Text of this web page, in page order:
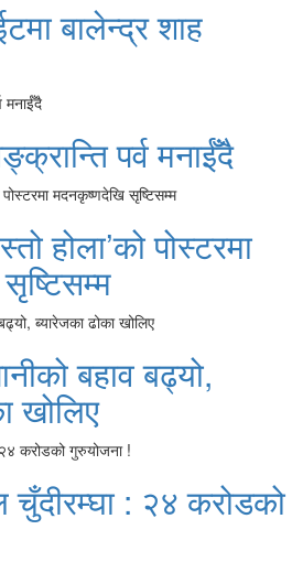
बालेन्द्र शाह
पर्व मनाईँदै
होला’को पोस्टरमा
बहाव बढ्यो,
खोलिए
: २४ करोडको